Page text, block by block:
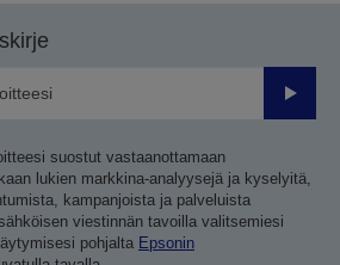
Lähetä
suostut vastaanottamaan
lukien markkina-analyysejä ja kyselyitä,
kampanjoista ja palveluista
viestinnän tavoilla valitsemiesi
pohjalta Epsonin